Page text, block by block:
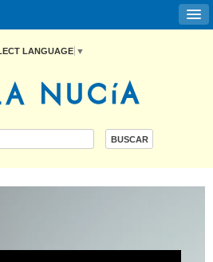
LANGUAGE ▼